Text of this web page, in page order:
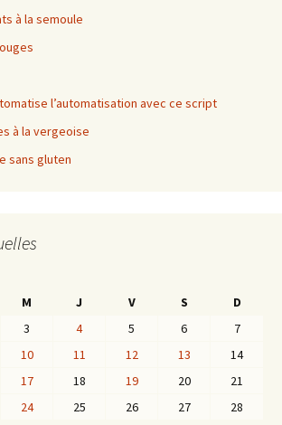
à la semoule
l’automatisation avec ce script
à la vergeoise
sans gluten
M J V S
D
3 4 5 6
7
10 11 12 13
14
17 18 19 20
21
24 25 26 27 28